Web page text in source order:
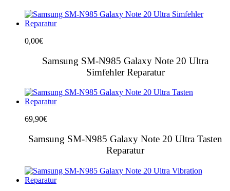
0,00€
Samsung SM-N985 Galaxy Note 20 Ultra
Simfehler Reparatur
69,90€
Samsung SM-N985 Galaxy Note 20 Ultra Tasten
Reparatur